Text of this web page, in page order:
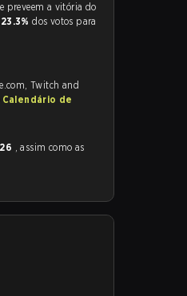
Usuários da Strafe tem um favorito claro para a partida, e preveem a vitória do
23.3%dos votos para
Twitch and
Calendário de
, assim como as